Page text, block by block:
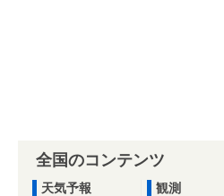
全国のコンテンツ
天気予報
観測